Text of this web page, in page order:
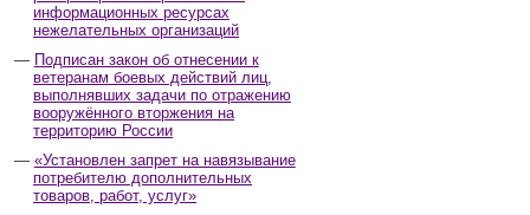
информационных ресурсах
нежелательных организаций
Подписан закон об отнесении к
ветеранам боевых действий лиц,
выполнявших задачи по отражению
вооружённого вторжения на
территорию России
«Установлен запрет на навязывание
потребителю дополнительных
товаров, работ, услуг»